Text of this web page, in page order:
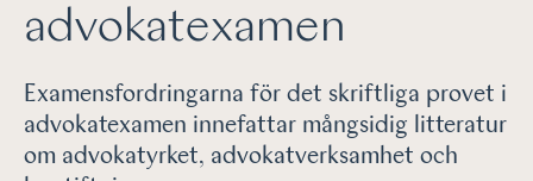
advokatexamen
Examensfordringarna för det skriftliga provet i
advokatexamen innefattar mångsidig litteratur
om advokatyrket, advokatverksamhet och